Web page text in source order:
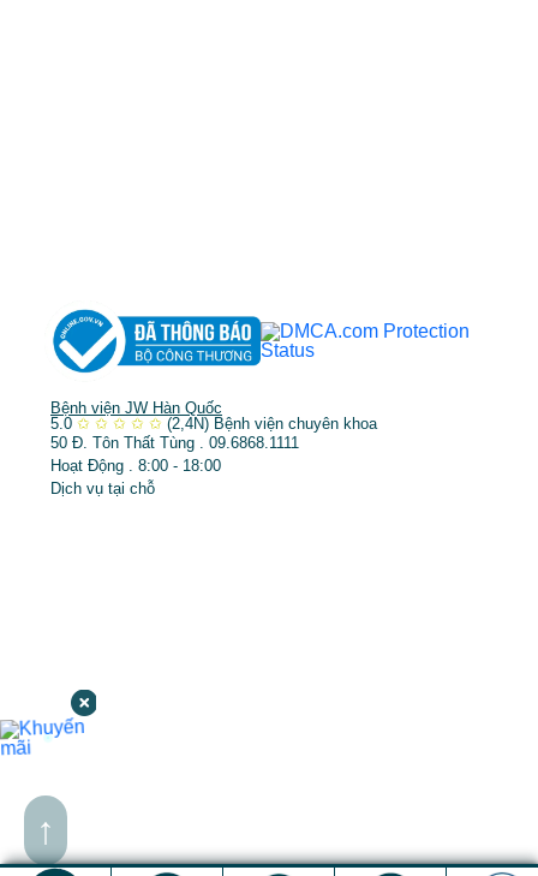
↑
Bệnh viện JW Hàn Quốc
5.0 ✩ ✩ ✩ ✩ ✩ (2,4N) Bệnh viện chuyên khoa
50 Đ. Tôn Thất Tùng . 09.6868.1111
Hoạt Động . 8:00 - 18:00
Dịch vụ tại chỗ